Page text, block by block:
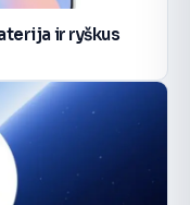
ir ryškus